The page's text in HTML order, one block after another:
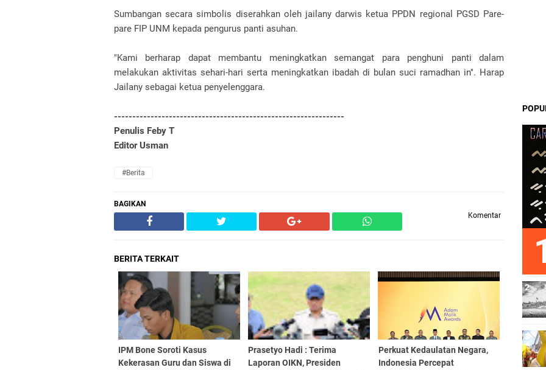
Sumbangan secara simbolis diserahkan oleh jailany darwis ketua PPDN regional PGSD Pare-
pare FIP UNM kepada pengurus panti asuhan.
"Kami berharap dapat membantu meningkatkan semangat para penghuni panti dalam
melakukan aktivitas sehari-hari serta meningkatkan ibadah di bulan suci ramadhan in". Harap
Jailany sebagai ketua penyelenggara.
---------------------------------------------------------------
Penulis Feby T
Editor Usman
#Berita
BAGIKAN
Komentar
BERITA TERKAIT
IPM Bone Soroti Kasus
Kekerasan Guru dan Siswa di
Prasetyo Hadi : Terima
Laporan OIKN, Presiden
Perkuat Kedaulatan Negara,
Indonesia Percepat